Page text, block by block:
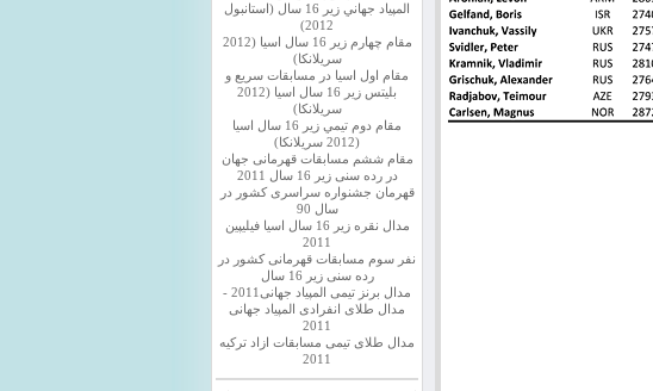
المپياد جهاني زير 16 سال (استانبول
2012)
مقام چهارم زير 16 سال اسيا (2012
سريلانكا)
مقام اول اسيا در مسابقات سريع و
بليتس زير 16 سال اسيا (2012
سريلانكا)
مقام دوم تيمي زير 16 سال اسيا
(2012 سريلانكا)
مقام ششم مسابقات قهرمانی جهان
در رده سنی زیر 16 سال 2011
قهرمان جشنواره سراسری کشور در
سال 90
مدال نقره زیر 16 سال اسیا فیلیپین
2011
نفر سوم مسابقات قهرمانی کشور در
رده سنی زیر 16 سال
مدال برنز تیمی المپیاد جهانی2011 -
مدال طلای انفرادی المپیاد جهانی
2011
مدال طلای تیمی مسابقات ازاد ترکیه
2011